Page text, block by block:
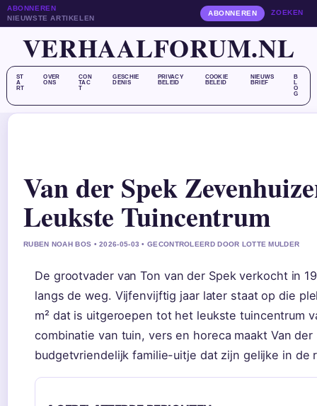
ABONNEREN
NIEUWSTE ARTIKELEN
ABONNEREN ZOEKEN
VERHAALFORUM.NL
ST
A
RT
OVER
ONS
CON
TAC
T
GESCHIE
DENIS
PRIVACY
BELEID
COOKIE
BELEID
NIEUWS
BRIEF
B
L
O
G
Van der Spek
Leukste Tuincentrum
RUBEN NOAH BOS • 2026-05-03 • GECONTROLEERD DOOR LOTTE MULDER
De grootvader van Ton van der Spek verkocht in
langs de weg. Vijfenvijftig jaar later staat op die
m² dat is uitgeroepen tot het leukste tuincentrum
combinatie van tuin, vers en horeca maakt Van
budgetvriendelijk familie-uitje dat zijn gelijke in de